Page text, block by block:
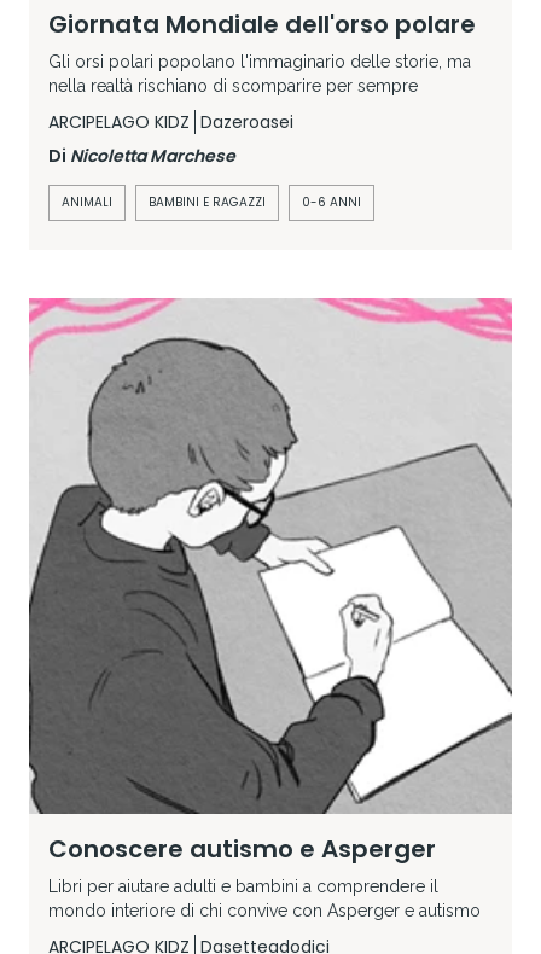
Giornata Mondiale dell'orso polare
Gli orsi polari popolano l'immaginario delle storie, ma
nella realtà rischiano di scomparire per sempre
ARCIPELAGO KIDZ Dazeroasei
Di Nicoletta Marchese
ANIMALI BAMBINI E RAGAZZI 0-6 ANNI
Conoscere autismo e Asperger
Libri per aiutare adulti e bambini a comprendere il
mondo interiore di chi convive con Asperger e autismo
ARCIPELAGO KIDZ Dasetteadodici